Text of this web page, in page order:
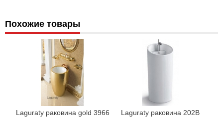
Похожие товары
Laguraty раковина gold 3966 Laguraty раковина 202B